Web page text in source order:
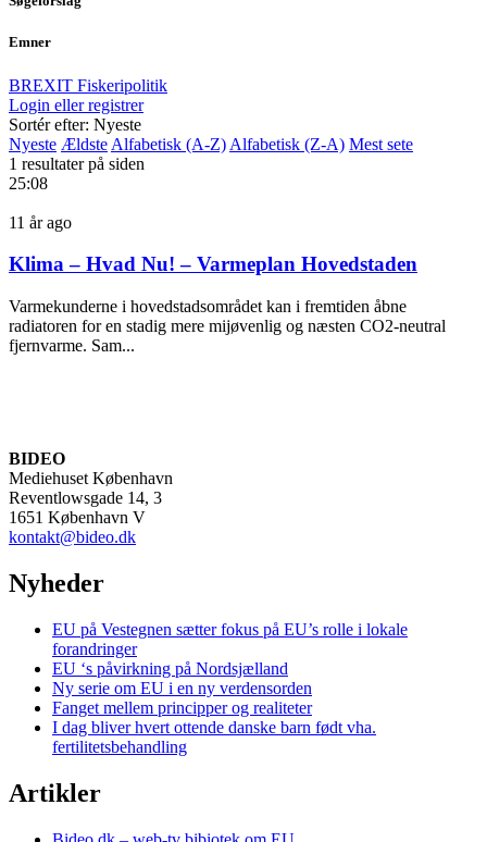
Emner
BREXIT Fiskeripolitik
Login eller registrer
Sortér efter: Nyeste
Nyeste Ældste Alfabetisk (A-Z) Alfabetisk (Z-A) Mest sete
1 resultater på siden
25:08
11 år ago
Klima – Hvad Nu! – Varmeplan Hovedstaden
Varmekunderne i hovedstadsområdet kan i fremtiden åbne
radiatoren for en stadig mere mijøvenlig og næsten CO2-neutral
fjernvarme. Sam...
BIDEO
Mediehuset København
Reventlowsgade 14, 3
1651 København V
kontakt@bideo.dk
Nyheder
EU på Vestegnen sætter fokus på EU’s rolle i lokale
forandringer
EU ‘s påvirkning på Nordsjælland
Ny serie om EU i en ny verdensorden
Fanget mellem principper og realiteter
I dag bliver hvert ottende danske barn født vha.
fertilitetsbehandling
Artikler